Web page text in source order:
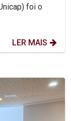
foi o
LER MAIS